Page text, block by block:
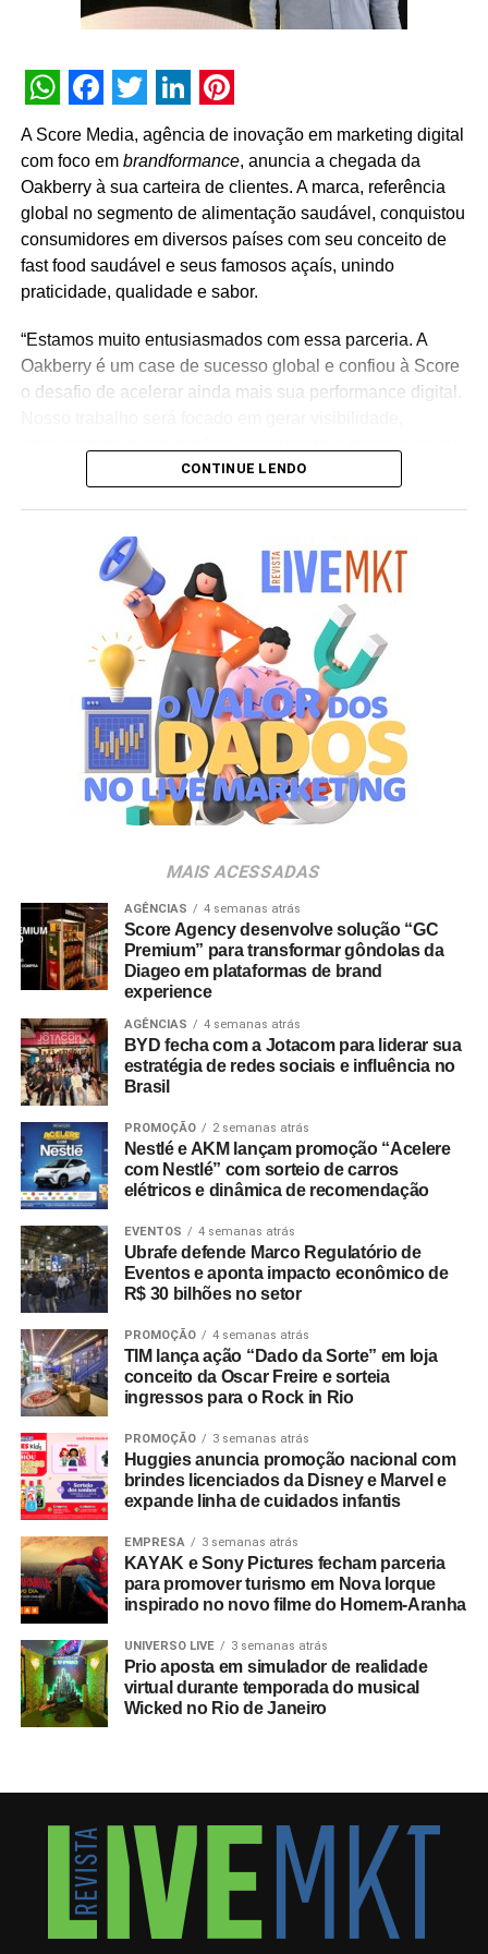
do aplicativo e oferecer relatórios sólidos para diretoria e
WhatsApp
Facebook
Twitter
LinkedIn
Pinterest
A Score Media, agência de inovação em marketing digital
com foco em brandformance, anuncia a chegada da
Oakberry à sua carteira de clientes. A marca, referência
global no segmento de alimentação saudável, conquistou
consumidores em diversos países com seu conceito de
fast food saudável e seus famosos açaís, unindo
praticidade, qualidade e sabor.
“Estamos muito entusiasmados com essa parceria. A
Oakberry é um case de sucesso global e confiou à Score
o desafio de acelerar ainda mais sua performance digital.
audiências e sustentando sua expansão internacional”,
O projeto contempla desde a otimização de campanhas
de mídia paga para maior eficiência em investimento até
o fortalecimento da presença orgânica da marca nos
buscadores e a estruturação de inteligência de negócios
baseada em dados. A proposta é criar um ecossistema
digital robusto que amplifique os diferenciais da Oakberry
e gere impacto direto em seu crescimento global.
Segundo Troitinho, a chegada do novo cliente reforça o
posicionamento da Score Media como parceira de
negócios estratégicos para marcas líderes em seus
setores. “Nosso objetivo é potencializar a presença digital
estratégicas que sustentem sua expansão no Brasil e no
exterior”, completa.
CONTINUE LENDO
MAIS ACESSADAS
AGÊNCIAS 4 semanas atrás
Score Agency desenvolve solução “GC
Premium” para transformar gôndolas da
Diageo em plataformas de brand
experience
AGÊNCIAS 4 semanas atrás
BYD fecha com a Jotacom para liderar sua
estratégia de redes sociais e influência no
Brasil
PROMOÇÃO 2 semanas atrás
Nestlé e AKM lançam promoção “Acelere
com Nestlé” com sorteio de carros
elétricos e dinâmica de recomendação
EVENTOS 4 semanas atrás
Ubrafe defende Marco Regulatório de
Eventos e aponta impacto econômico de
R$ 30 bilhões no setor
PROMOÇÃO 4 semanas atrás
TIM lança ação “Dado da Sorte” em loja
conceito da Oscar Freire e sorteia
ingressos para o Rock in Rio
PROMOÇÃO 3 semanas atrás
Huggies anuncia promoção nacional com
brindes licenciados da Disney e Marvel e
expande linha de cuidados infantis
EMPRESA 3 semanas atrás
KAYAK e Sony Pictures fecham parceria
para promover turismo em Nova Iorque
inspirado no novo filme do Homem-Aranha
UNIVERSO LIVE 3 semanas atrás
Prio aposta em simulador de realidade
virtual durante temporada do musical
Wicked no Rio de Janeiro